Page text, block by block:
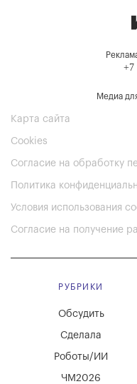
+7
Медиа
Карта сайта
Cookies
Согласие на обработку
Политика
Условия использования
Согласие на получение
РУБРИКИ
Обсудить
Сделала
Роботы/ИИ
ЧМ2026